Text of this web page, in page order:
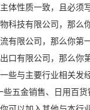
体性质一致，且必须
科技有限公司，那么
有限公司，那么你第
口有限公司，那么你
些与主要行业相关发
五金销售、日用百货